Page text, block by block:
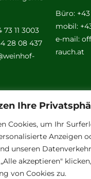
Ihre
Cookies, um Ihr
Anzeigen
unseren
akzeptieren"
von Cookies zu.
11 3003
28 08 437
Büro: +43
mobil:
e-mail:
rauch.at
Weitere
Links
Vino Vitalis
Ottersbachtal
Partnerbetriebe